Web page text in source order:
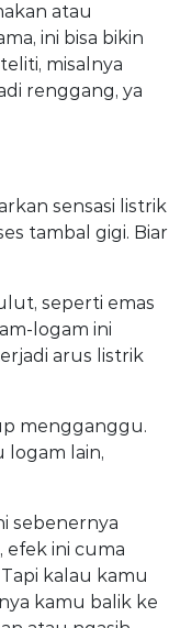
atau
ini bisa bikin
misalnya
renggang, ya
sensasi listrik
tambal gigi. Biar
seperti emas
logam ini
arus listrik
mengganggu.
logam lain,
sebenernya
efek ini cuma
kalau kamu
kamu balik ke